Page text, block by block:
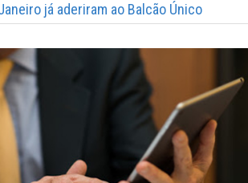
já aderiram ao Balcão Único